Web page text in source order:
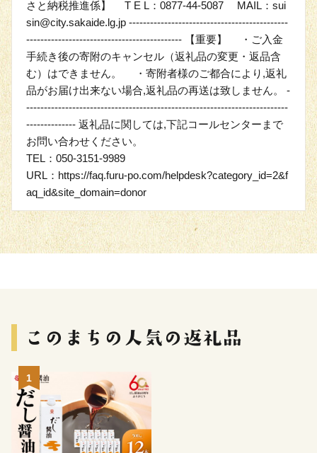
さと納税推進係】 T E L：0877-44-5087 MAIL：sui
sin@city.sakaide.lg.jp ---------------------------------------------
-------------------------------------------- 【重要】 ・ご入金
手続き後の寄附のキャンセル（返礼品の変更・返品含
む）はできません。 ・寄附者様のご都合により,返礼
品がお届け出来ない場合,返礼品の再送は致しません。 -
--------------------------------------------------------------------------
-------------- 返礼品に関しては,下記コールセンターまで
お問い合わせください。
TEL：050-3151-9989
URL：https://faq.furu-po.com/helpdesk?category_id=2&f
aq_id&site_domain=donor
1